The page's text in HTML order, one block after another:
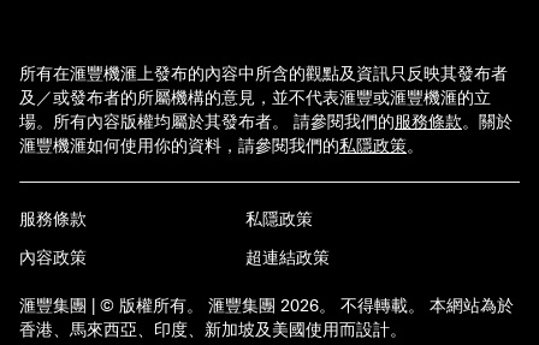
所有在滙豐機滙上發布的內容中所含的觀點及資訊只反映其發布者
及／或發布者的所屬機構的意見，並不代表滙豐或滙豐機滙的立
場。所有內容版權均屬於其發布者。 請參閱我們的服務條款。 關於
滙豐機滙如何使用你的資料，請參閱我們的私隱政策。
服務條款
私隱政策
內容政策
超連結政策
滙豐集團 | © 版權所有。 滙豐集團 2026。 不得轉載。 本網站為於
香港、馬來西亞、印度、新加坡及美國使用而設計。